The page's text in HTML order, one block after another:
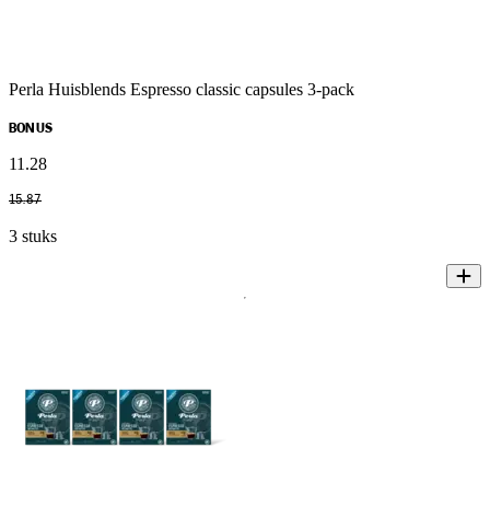
Perla Huisblends Espresso classic capsules 3-pack
BONUS
11 .28
15.87
3 stuks